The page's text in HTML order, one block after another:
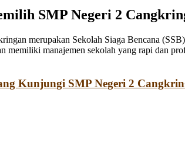
SMP Negeri 2
merupakan Sekolah Siaga Bencana
memiliki manajemen sekolah yang rapi dan
Kunjungi SMP Negeri 2